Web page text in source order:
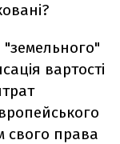
вартості
свого права